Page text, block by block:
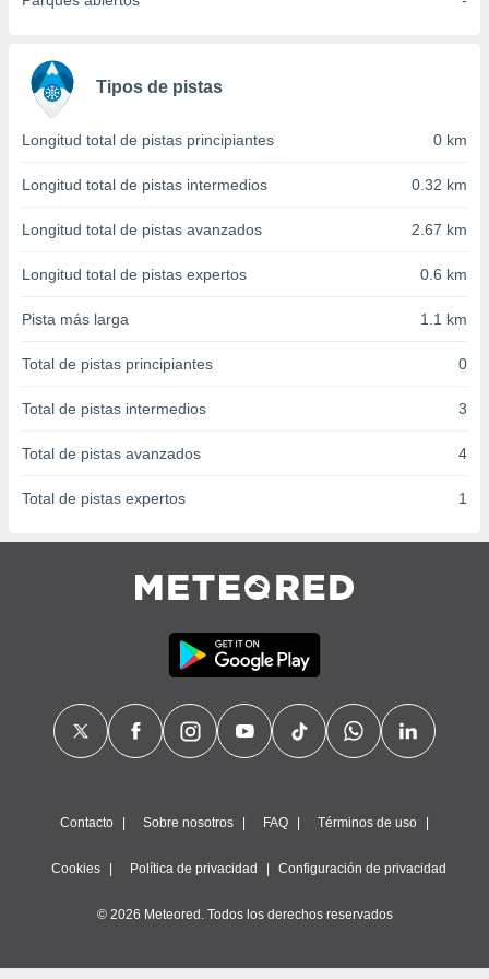
e
mediante
publicidad
1199
Tipos de pistas
Longitud total de pistas principiantes 0 km
Longitud total de pistas intermedios 0.32 km
Longitud total de pistas avanzados 2.67 km
Longitud total de pistas expertos 0.6 km
Pista más larga 1.1 km
Total de pistas principiantes 0
Total de pistas intermedios 3
Total de pistas avanzados 4
Total de pistas expertos 1
Contacto Sobre nosotros FAQ Términos de uso
Cookies Política de privacidad Configuración de privacidad
© 2026 Meteored. Todos los derechos reservados